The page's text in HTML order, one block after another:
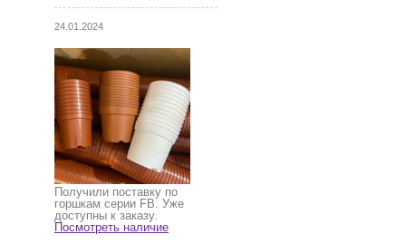
24.01.2024
Получили поставку по
горшкам серии FB. Уже
доступны к заказу.
Посмотреть наличие